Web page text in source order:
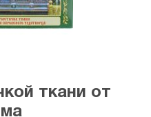
ткани от